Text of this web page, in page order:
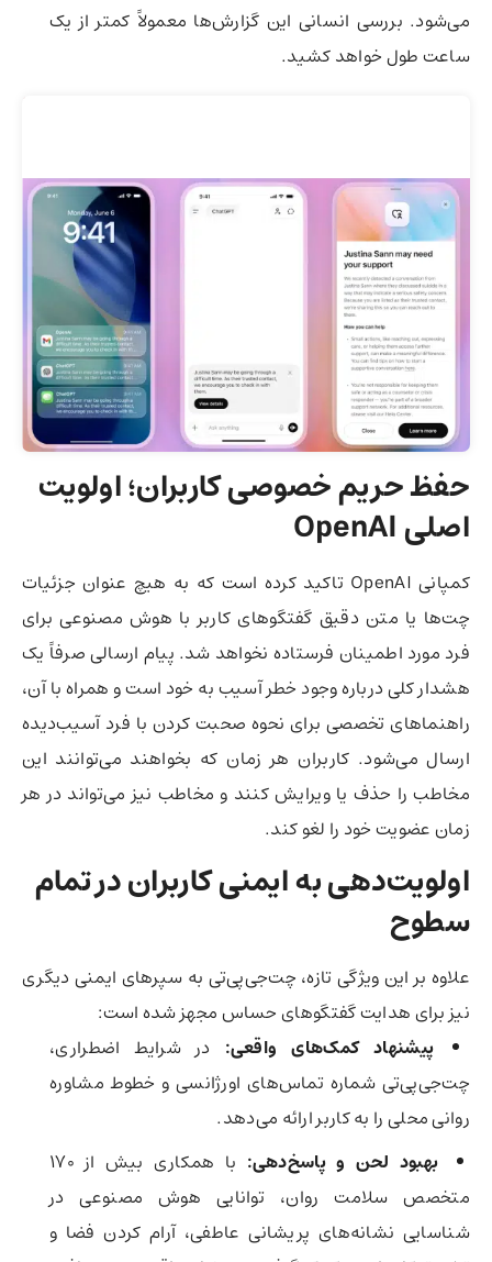
می‌شود. بررسی انسانی این گزارش‌ها معمولاً کمتر از یک
ساعت طول خواهد کشید.
حفظ حریم خصوصی کاربران؛ اولویت
اصلی
کمپانی OpenAI تاکید کرده است که به هیچ عنوان جزئیات
چت‌ها یا متن دقیق گفتگوهای کاربر با هوش مصنوعی برای
فرد مورد اطمینان فرستاده نخواهد شد. پیام ارسالی صرفاً یک
هشدار کلی درباره وجود خطر آسیب به خود است و همراه با آن،
راهنماهای تخصصی برای نحوه صحبت کردن با فرد آسیب‌دیده
ارسال می‌شود. کاربران هر زمان که بخواهند می‌توانند این
مخاطب را حذف یا ویرایش کنند و مخاطب نیز می‌تواند در هر
زمان عضویت خود را لغو کند.
اولویت‌دهی به ایمنی کاربران در تمام
سطوح
علاوه بر این ویژگی تازه، چت‌جی‌پی‌تی به سپرهای ایمنی دیگری
نیز برای هدایت گفتگوهای حساس مجهز شده است:
پیشنهاد کمک‌های واقعی: در شرایط اضطراری،
چت‌جی‌پی‌تی شماره تماس‌های اورژانسی و خطوط مشاوره
روانی محلی را به کاربر ارائه می‌دهد.
بهبود لحن و پاسخ‌دهی:
با همکاری بیش از ۱۷۰
متخصص سلامت روان، توانایی هوش مصنوعی در
شناسایی نشانه‌های پریشانی عاطفی، آرام کردن فضا و